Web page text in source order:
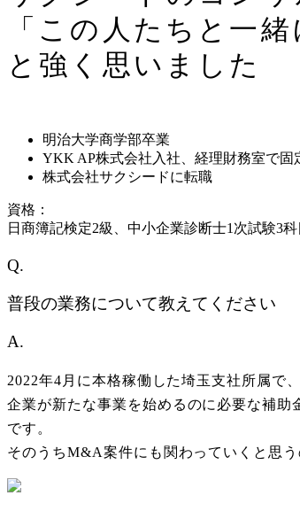
「この人たちと一緒
と強く思いました
明治大学商学部卒業
YKK AP株式会社入社、経理財務室で
株式会社サクシードに転職
資格：
日商簿記検定2級、 中小企業診断士1次試験3科
Q.
普段の業務について教えてください
A.
2022年4月に本格稼働した埼玉支社所属で
企業が新たな事業を始めるのに必要な補
です。
そのうちM&A案件にも関わっていくと思